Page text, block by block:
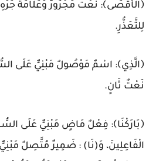
﴿الْأَقْصَى﴾: نَعْتٌ مَجْرُورٌ وَعَلَامَةُ
لِلتَّعَذُّرِ.
﴿الَّذِي﴾: اسْمٌ مَوْصُولٌ مَبْنِيٌّ عَلَى
نَعْتٌ ثَانٍ.
﴿بَارَكْنَا﴾: فِعْلٌ مَاضٍ مَبْنِيٌّ عَلَى
الْفَاعِلِينَ، وَ(نَا) : ضَمِيرٌ مُتَّصِلٌ